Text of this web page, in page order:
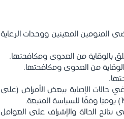
المنومين المعينين ووحدات الرعاية
بالوقاية من العدوى ومكافحتها.
من العدوى ومكافحتها.
حالات الإصابة ببعض الأمراض (على
الحالة والإشراف على العوامل